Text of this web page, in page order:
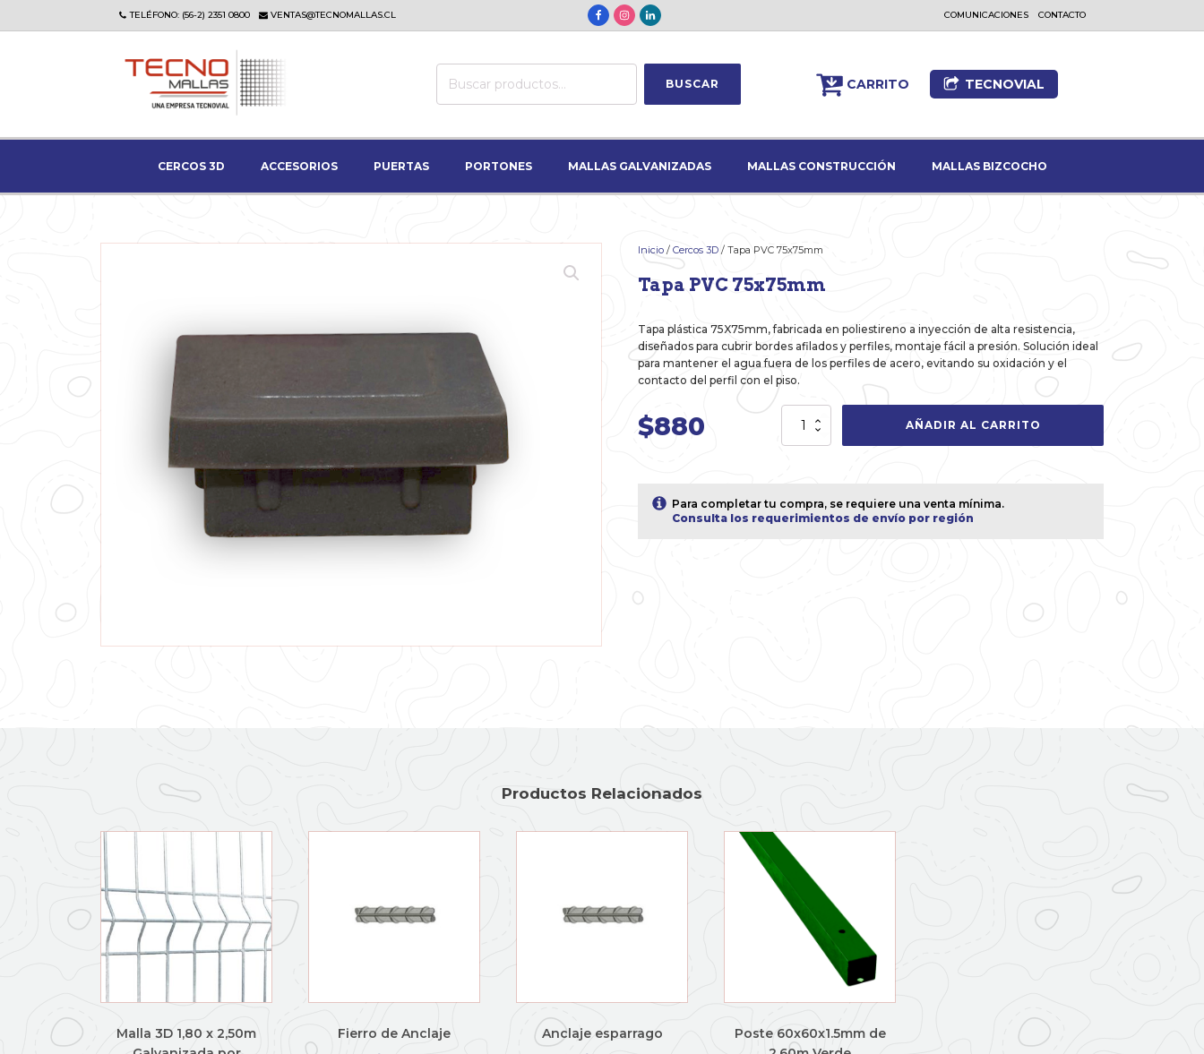
TELÉFONO: (56-2) 2351 0800 VENTAS@TECNOMALLAS.CL COMUNICACIONES CONTACTO
Buscar
BUSCAR CARRITO TECNOVIAL
CERCOS 3D ACCESORIOS PUERTAS PORTONES MALLAS GALVANIZADAS MALLAS CONSTRUCCIÓN MALLAS BIZCOCHO
Inicio / Cercos 3D / Tapa PVC 75x75mm
Tapa PVC 75x75mm
Tapa plástica 75X75mm, fabricada en poliestireno a inyección de alta resistencia,
diseñados para cubrir bordes afilados y perfiles, montaje fácil a presión. Solución ideal
para mantener el agua fuera de los perfiles de acero, evitando su oxidación y el
contacto del perfil con el piso.
$880
Tapa
AÑADIR AL CARRITO
Para completar tu compra, se requiere una venta mínima.
Consulta los requerimientos de envío por región
Productos Relacionados
Malla 3D 1,80 x 2,50m
Fierro de Anclaje Anclaje esparrago
Poste 60x60x1.5mm de